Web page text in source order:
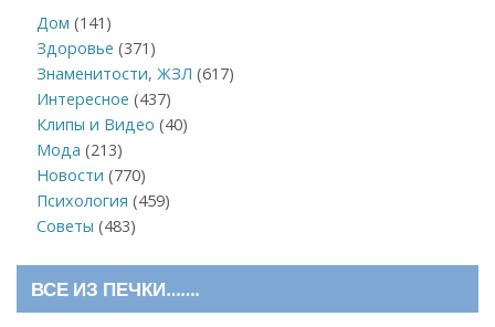
Дом (141)
Здоровье (371)
Знаменитости, ЖЗЛ (617)
Интересное (437)
Клипы и Видео (40)
Мода (213)
Новости (770)
Психология (459)
Советы (483)
ВСЕ ИЗ ПЕЧКИ…….